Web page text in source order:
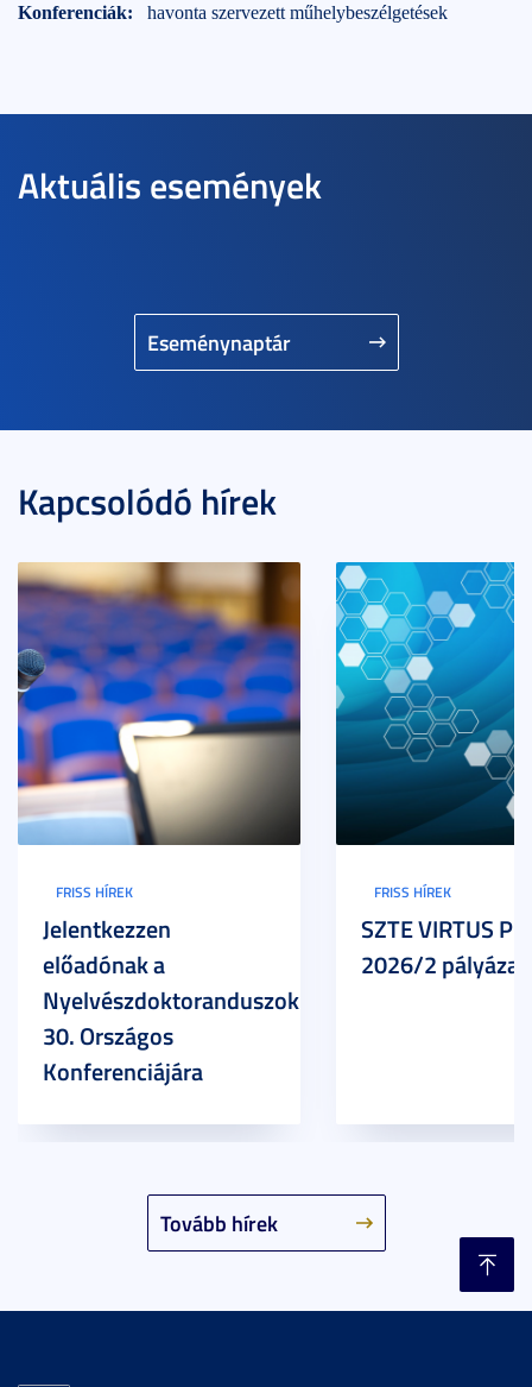
Konferenciák: havonta szervezett műhelybeszélgetések
Aktuális események
Eseménynaptár
Kapcsolódó hírek
Tovább hírek
FRISS HÍREK
Jelentkezzen
előadónak a
Nyelvészdoktoranduszok
30. Országos
Konferenciájára
FRISS HÍREK
SZTE VIRTUS
2026/2